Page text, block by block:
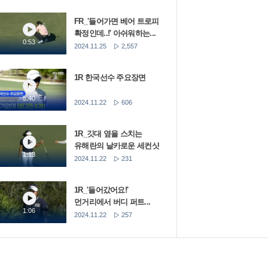
0:53
FR_'들어가면 베어 트로피
확정인데..!' 아쉬워하는...
2024.11.25 2,557
5:40
1R 한국선수 주요장면
2024.11.22 606
1:13
1R_깃대 옆을 스치는
유해란의 날카로운 세컨샷
2024.11.22 231
1:06
1R_'들어갔어요!'
먼거리에서 버디 퍼트...
2024.11.22 257